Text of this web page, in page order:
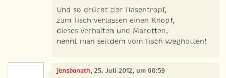
Und so drückt der Hasentropf,
zum Tisch verlassen einen Knopf,
dieses Verhalten und Marotten,
nennt man seitdem vom Tisch weghotten!
jensbonath, 25. Juli 2012, um 00:59